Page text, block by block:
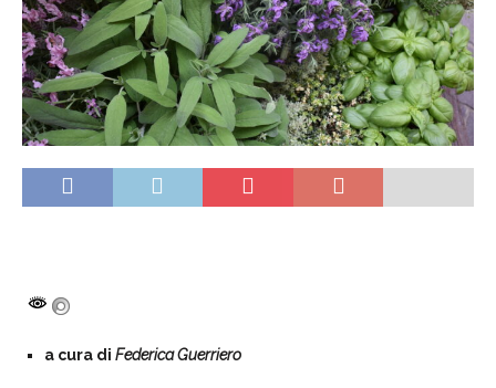
a cura di Federica Guerriero